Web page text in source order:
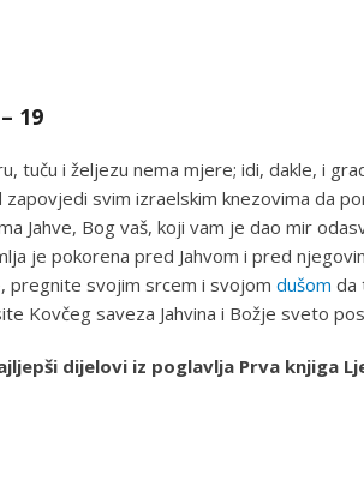
19
tuču i željezu nema mjere; idi, dakle, i
zapovjedi svim izraelskim knezovima da
Jahve, Bog vaš, koji vam je dao mir
je pokorena pred Jahvom i pred
pregnite svojim srcem i svojom dušom da
Kovčeg saveza Jahvina i Božje sveto
dijelovi iz poglavlja Prva knjiga